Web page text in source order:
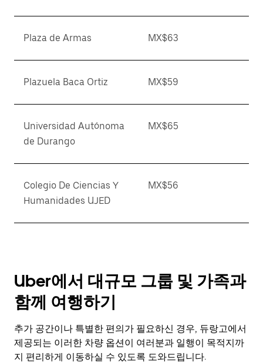
Plaza de Armas MX$63
Plazuela Baca Ortiz MX$59
Universidad Autónoma
de Durango
MX$65
Colegio De Ciencias Y
Humanidades UJED
MX$56
Uber에서 대규모 그룹 및 가족과
함께 여행하기
추가 공간이나 특별한 편의가 필요하신 경우, 듀랑고에서
제공되는 이러한 차량 옵션이 여러분과 일행이 목적지까
지 편리하게 이동하실 수 있도록 도와드립니다.